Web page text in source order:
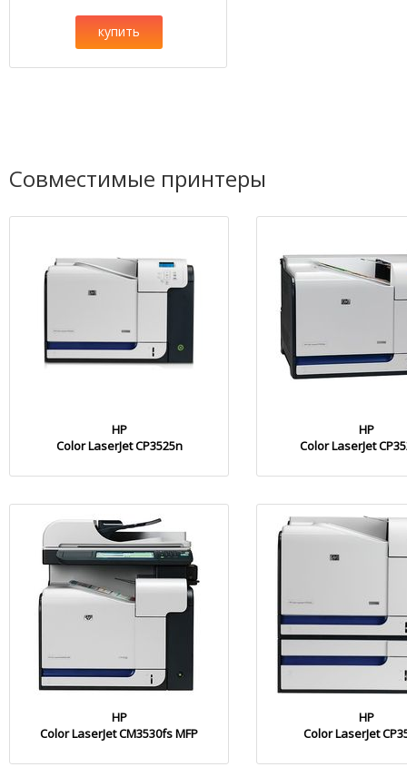
купить
Совместимые принтеры
HP
Color LaserJet CP3525n
HP
Color LaserJet
HP
Color LaserJet CM3530fs MFP
HP
Color LaserJet